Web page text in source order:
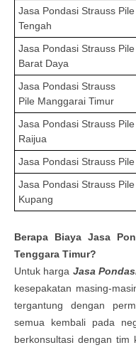
Jasa Pondasi Strauss Pile
Tengah
Jasa Pondasi Strauss Pile
Barat Daya
Jasa Pondasi Strauss
Pile Manggarai Timur
Jasa Pondasi Strauss Pile
Raijua
Jasa Pondasi Strauss Pile
Jasa Pondasi Strauss Pile
Kupang
Berapa BiayaJasa
Tenggara Timur?
Untuk harga Jasa
kesepakatan masing-
tergantung dengan
semua kembali pada
berkonsultasi dengan tim